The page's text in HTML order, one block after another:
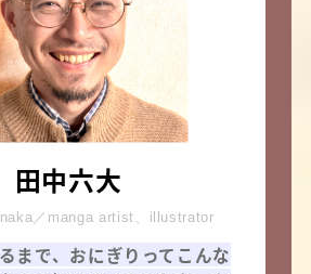
田中六大
／manga artist、illustrator
まで、おにぎりってこんな